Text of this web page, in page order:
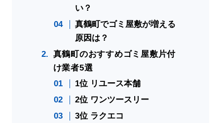
い？
真鶴町でゴミ屋敷が増える
原因は？
真鶴町のおすすめゴミ屋敷片付
け業者5選
1位 リユース本舗
2位 ワンツースリー
3位 ラクエコ